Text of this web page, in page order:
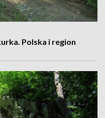
Polska i region